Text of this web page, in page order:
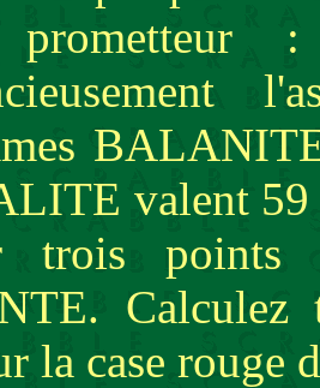
valent 59
trois
la case rouge